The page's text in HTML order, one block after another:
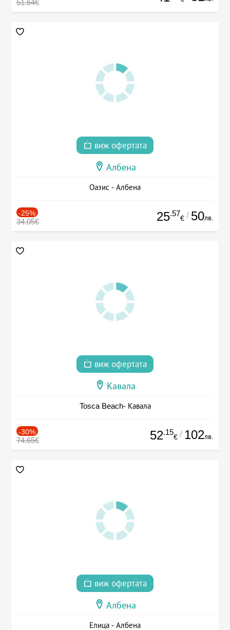
51.64€
виж офертата
Албена
Оазис - Албена
-25%
34.05€ 25.57
€ / 50лв.
виж офертата
Кавала
Tosca Beach- Кавала
-30%
74.65€ 52.15
€ / 102лв.
виж офертата
Албена
Елица - Албена